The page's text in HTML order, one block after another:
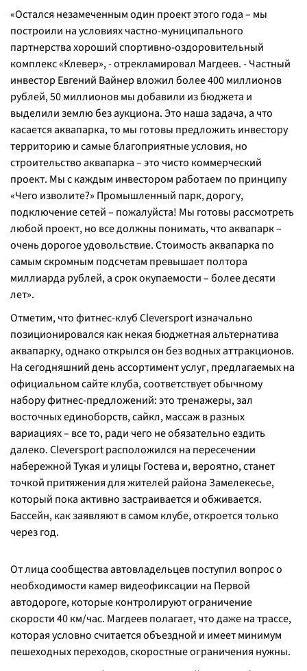
«Остался незамеченным один проект этого года – мы
построили на условиях частно-муниципального
партнерства хороший спортивно-оздоровительный
комплекс «Клевер», -отрекламировал Магдеев.- Частный
инвестор Евгений Вайнер вложил более 400 миллионов
рублей, 50 миллионов мы добавили из бюджета и
выделили землю без аукциона. Это наша задача, а что
касается аквапарка, то мы готовы предложить инвестору
территорию и самые благоприятные условия, но
строительство аквапарка – это чисто коммерческий
проект. Мы с каждым инвестором работаем по принципу
«Чего изволите?» Промышленный парк, дорогу,
подключение сетей – пожалуйста! Мы готовы рассмотреть
любой проект, но все должны понимать, что аквапарк –
очень дорогое удовольствие. Стоимость аквапарка по
самым скромным подсчетам превышает полтора
миллиарда рублей, а срок окупаемости – более десяти
лет».
Отметим, что фитнес-клуб Сleversport изначально
позиционировался как некая бюджетная альтернатива
аквапарку, однако открылся он без водных аттракционов.
На сегодняшний день ассортимент услуг, предлагаемых на
официальном сайте клуба, соответствует обычному
набору фитнес-предложений: это тренажеры, зал
восточных единоборств, сайкл, массаж в разных
вариациях – все то, ради чего не обязательно ездить
далеко. Сleversport расположился на пересечении
набережной Тукая и улицы Гостева и, вероятно, станет
точкой притяжения для жителей района Замелекесье,
который пока активно застраивается и обживается.
Бассейн, как заявляют в самом клубе, откроется только
через год.
От лица сообщества автовладельцев поступил вопрос о
необходимости камер видеофиксации на Первой
автодороге, которые контролируют ограничение
скорости 40 км/час. Магдеев полагает, что даже на трассе,
которая условно считается объездной и имеет минимум
пешеходных переходов, скоростные ограничения нужны.